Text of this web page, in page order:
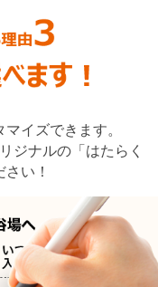
イズできます。
ジナルの「はたらく
い！